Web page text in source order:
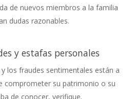
de nuevos miembros a la familia
dudas razonables.
y estafas personales
los fraudes sentimentales están a
comprometer su patrimonio o su
de conocer, verifique.